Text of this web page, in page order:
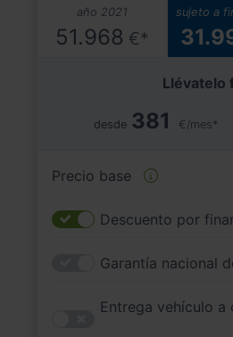
año 2021
51.968 €*
sujeto a
Llévatelo
desde 381 €/mes*
Precio base
Descuento por
Garantía nacional
Entrega vehículo a